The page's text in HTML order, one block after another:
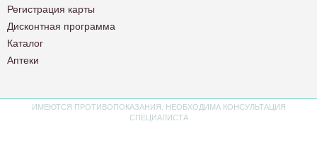
Регистрация карты
Дисконтная программа
Каталог
Аптеки
ИМЕЮТСЯ ПРОТИВОПОКАЗАНИЯ. НЕОБХОДИМА КОНСУЛЬТАЦИЯ
СПЕЦИАЛИСТА